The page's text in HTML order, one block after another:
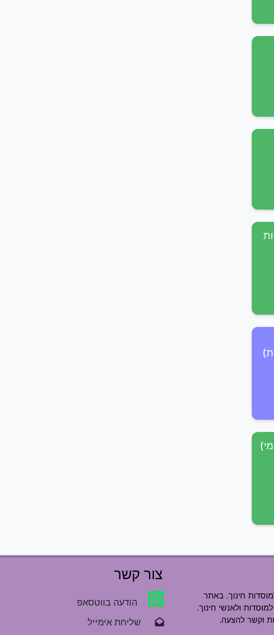
חינוך. באתר
ולאנשי חינוך.
וקשר להצעה.
צור קשר
הודעה בווטסאפ
שליחת אימייל